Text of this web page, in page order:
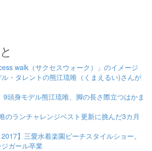
walk（サクセスウォーク）」のイメージ
・タレントの熊江琉唯（くまえるい)さんが
9頭身モデル熊江琉唯、脚の長さ際立つはかま
のランチャレンジベスト更新に挑んだ3カ月
2017】三愛水着楽園ビーチスタイルショー。
ガール卒業